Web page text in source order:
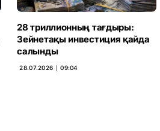
28 триллионның тағдыры:
Зейнетақы инвестиция қайда
салынды
28.07.2026 ∣ 09:04